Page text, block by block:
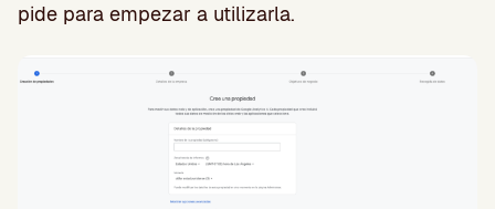
pide para empezar a utilizarla.